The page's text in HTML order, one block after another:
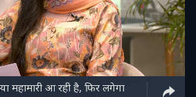
महामारी आ रही है, फिर लगेगा